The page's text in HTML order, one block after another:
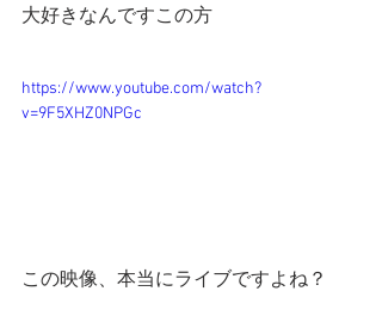
大好きなんですこの方
https://www.youtube.com/watch?
v=9F5XHZ0NPGc
この映像、本当にライブですよね？